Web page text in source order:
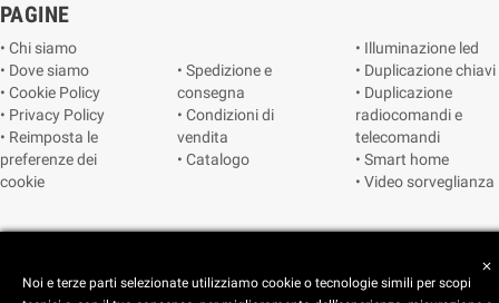
PAGINE
• Chi siamo
• Dove siamo
• Cookie Policy
• Privacy Policy
• Reimposta le
preferenze dei
cookie
• Spedizione e
consegna
• Condizioni di
vendita
• Catalogo
• Illuminazione led
• Duplicazione chiavi
• Duplicazione
radiocomandi e
telecomandi
• Smart home
• Video sorveglianza
close
Noi e terze parti selezionate utilizziamo cookie o tecnologie simili per scopi